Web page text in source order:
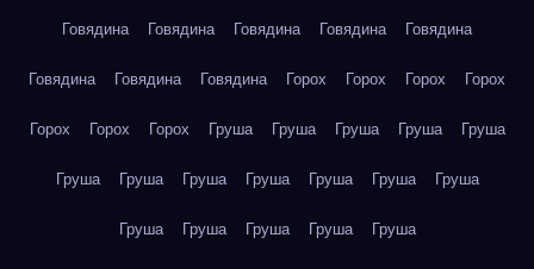
Говядина Говядина Говядина Говядина Говядина
Говядина Говядина Говядина Горох Горох Горох Горох
Горох Горох Горох Груша Груша Груша Груша Груша
Груша Груша Груша Груша Груша Груша Груша
Груша Груша Груша Груша Груша